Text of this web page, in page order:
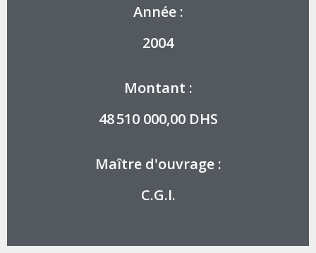
Année :
2004
Montant :
48 510 000,00 DHS
Maître d'ouvrage :
C.G.I.